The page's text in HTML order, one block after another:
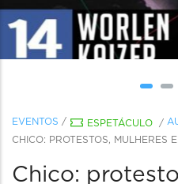
EVENTOS / ESPETÁCULO /
CHICO: PROTESTOS, MULHERES
Chico: